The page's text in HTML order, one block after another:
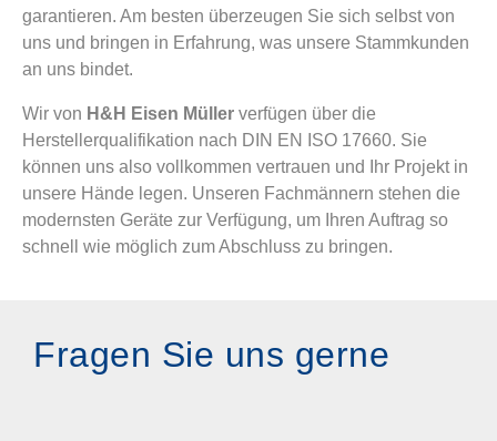
garantieren. Am besten überzeugen Sie sich selbst von
uns und bringen in Erfahrung, was unsere Stammkunden
an uns bindet.
Wir von H&H Eisen Müller verfügen über die
Herstellerqualifikation nach DIN EN ISO 17660. Sie
können uns also vollkommen vertrauen und Ihr Projekt in
unsere Hände legen. Unseren Fachmännern stehen die
modernsten Geräte zur Verfügung, um Ihren Auftrag so
schnell wie möglich zum Abschluss zu bringen.
Fragen Sie uns gerne